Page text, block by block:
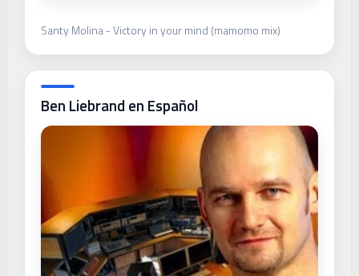
Santy Molina - Victory in your mind (mamomo mix)
Ben Liebrand en Español